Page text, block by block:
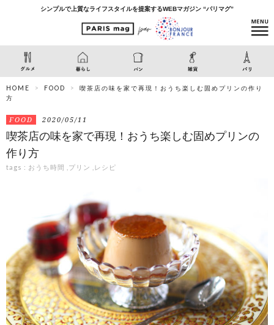
シンプルで上質なライフスタイルを提案するWEBマガジン “パリマグ”
HOME FOOD
喫茶店の味を家で再現！おうち楽しむ固めプリンの作り
方
FOOD 2020/05/11
喫茶店の味を家で再現！おうち楽しむ固めプリンの
作り方
tags : おうち時間 プリン レシピ